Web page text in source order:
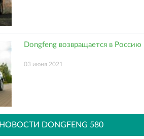
Dongfeng возвращается в Россию
03 июня 2021
НОВОСТИ DONGFENG 580